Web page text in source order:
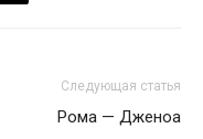
Следующая статья
Рома — Дженоа